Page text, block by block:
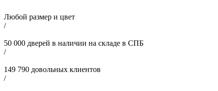
Любой размер и цвет
/
50 000 дверей в наличии на складе в СПБ
/
149 790 довольных клиентов
/